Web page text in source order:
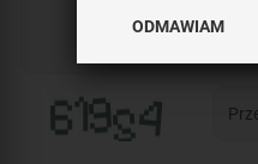
ODMAWIAM